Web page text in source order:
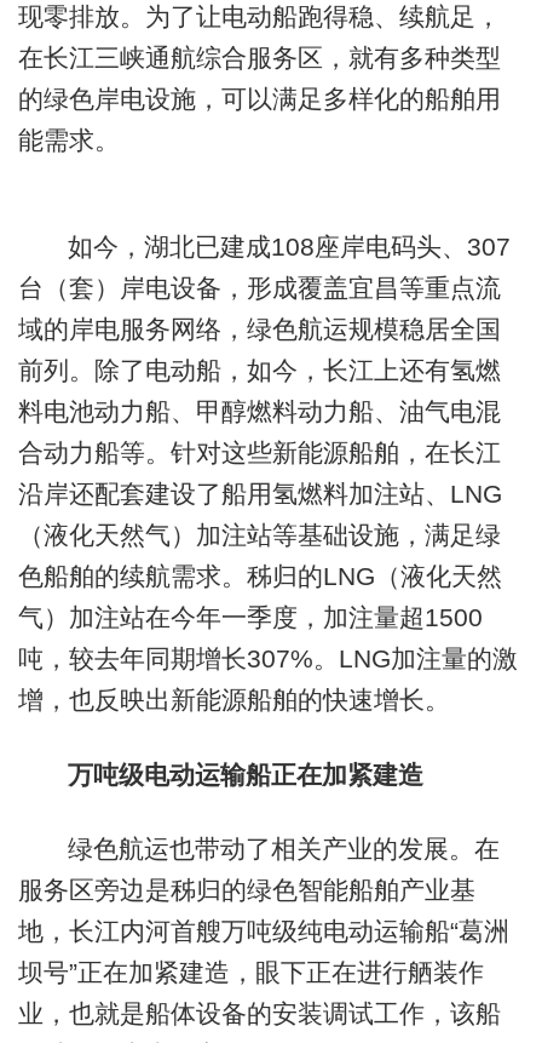
现零排放。为了让电动船跑得稳、续航足，
在长江三峡通航综合服务区，就有多种类型
的绿色岸电设施，可以满足多样化的船舶用
能需求。
如今，湖北已建成108座岸电码头、307
台（套）岸电设备，形成覆盖宜昌等重点流
域的岸电服务网络，绿色航运规模稳居全国
前列。除了电动船，如今，长江上还有氢燃
料电池动力船、甲醇燃料动力船、油气电混
合动力船等。针对这些新能源船舶，在长江
沿岸还配套建设了船用氢燃料加注站、LNG
（液化天然气）加注站等基础设施，满足绿
色船舶的续航需求。秭归的LNG（液化天然
气）加注站在今年一季度，加注量超1500
吨，较去年同期增长307%。LNG加注量的激
增，也反映出新能源船舶的快速增长。
万吨级电动运输船正在加紧建造
绿色航运也带动了相关产业的发展。在
服务区旁边是秭归的绿色智能船舶产业基
地，长江内河首艘万吨级纯电动运输船“葛洲
坝号”正在加紧建造，眼下正在进行舾装作
业，也就是船体设备的安装调试工作，该船